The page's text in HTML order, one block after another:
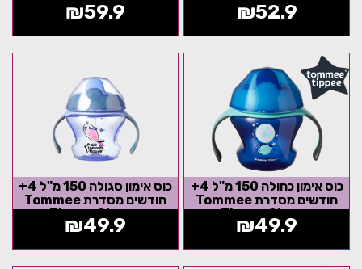
₪52.9
₪59.9
כוס אימון כחולה 150 מ"ל 4+
חודשים מסדרת Tommee
Tippee Sippee
₪49.9
כוס אימון סגולה 150 מ"ל 4+
חודשים מסדרת Tommee
Tippee Sippee
₪49.9